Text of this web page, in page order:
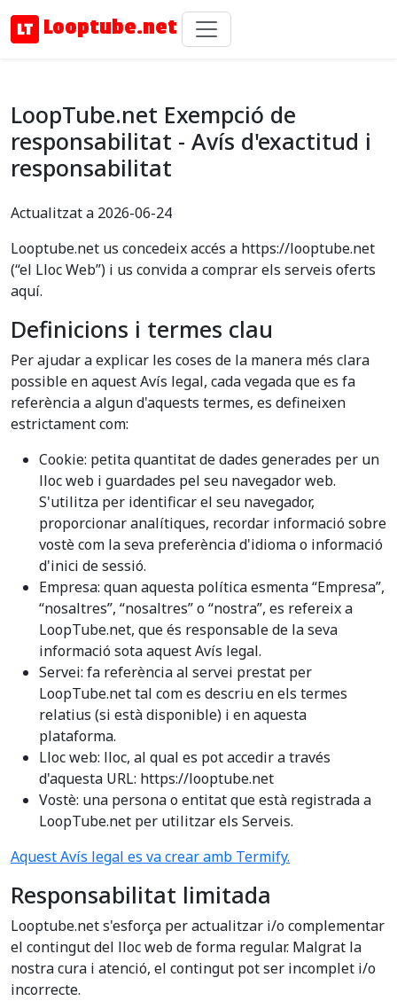
Looptube.net
LoopTube.net Exempció de
responsabilitat - Avís d'exactitud i
responsabilitat
Actualitzat a 2026-06-24
Looptube.net us concedeix accés a https://looptube.net
(“el Lloc Web”) i us convida a comprar els serveis oferts
aquí.
Definicions i termes clau
Per ajudar a explicar les coses de la manera més clara
possible en aquest Avís legal, cada vegada que es fa
referència a algun d'aquests termes, es defineixen
estrictament com:
Cookie: petita quantitat de dades generades per un
lloc web i guardades pel seu navegador web.
S'utilitza per identificar el seu navegador,
proporcionar analítiques, recordar informació sobre
vostè com la seva preferència d'idioma o informació
d'inici de sessió.
Empresa: quan aquesta política esmenta “Empresa”,
“nosaltres”, “nosaltres” o “nostra”, es refereix a
LoopTube.net, que és responsable de la seva
informació sota aquest Avís legal.
Servei: fa referència al servei prestat per
LoopTube.net tal com es descriu en els termes
relatius (si està disponible) i en aquesta
plataforma.
Lloc web: lloc, al qual es pot accedir a través
d'aquesta URL: https://looptube.net
Vostè: una persona o entitat que està registrada a
LoopTube.net per utilitzar els Serveis.
Aquest Avís legal es va crear amb Termify.
Responsabilitat limitada
Looptube.net s'esforça per actualitzar i/o complementar
el contingut del lloc web de forma regular. Malgrat la
nostra cura i atenció, el contingut pot ser incomplet i/o
incorrecte.